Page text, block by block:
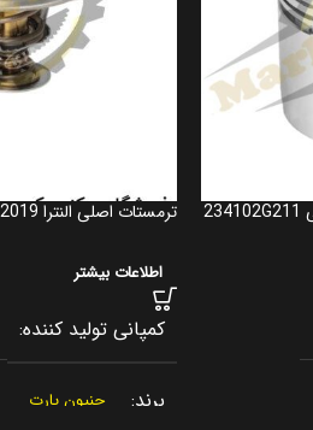
ترمستات اصلی النترا 2019 کد فنی 255002E000
اطلاعات بیشتر
کمپانی تولید کننده
برند جنیون پارت